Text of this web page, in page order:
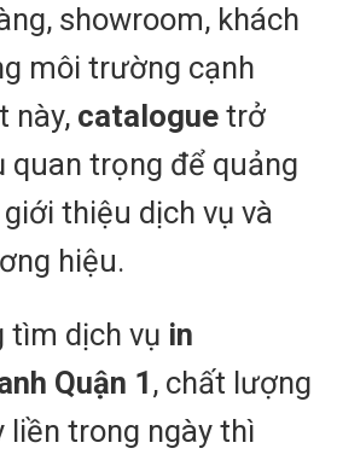
showroom, khách
môi trường cạnh
này, catalogue trở
quan trọng để quảng
thiệu dịch vụ và
hiệu.
tìm dịch vụ in
Quận 1 , chất lượng
liền trong ngày thì